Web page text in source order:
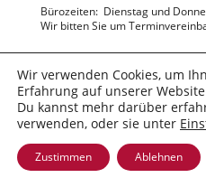
Bürozeiten: Dienstag und
Wir bitten Sie um
© 2022
Wir verwenden Cookies, um
Erfahrung auf unserer
Du kannst mehr darüber
verwenden, oder sie unter
Zustimmen Ablehnen